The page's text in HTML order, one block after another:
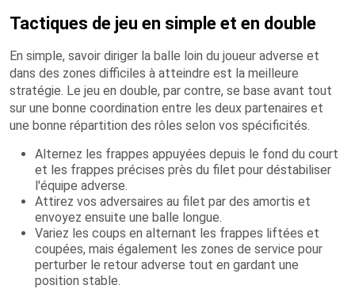
Tactiques de jeu en simple et en double
En simple, savoir diriger la balle loin du joueur adverse et
dans des zones difficiles à atteindre est la meilleure
stratégie. Le jeu en double, par contre, se base avant tout
sur une bonne coordination entre les deux partenaires et
une bonne répartition des rôles selon vos spécificités.
Alternez les frappes appuyées depuis le fond du court
et les frappes précises près du filet pour déstabiliser
l'équipe adverse.
Attirez vos adversaires au filet par des amortis et
envoyez ensuite une balle longue.
Variez les coups en alternant les frappes liftées et
coupées, mais également les zones de service pour
perturber le retour adverse tout en gardant une
position stable.